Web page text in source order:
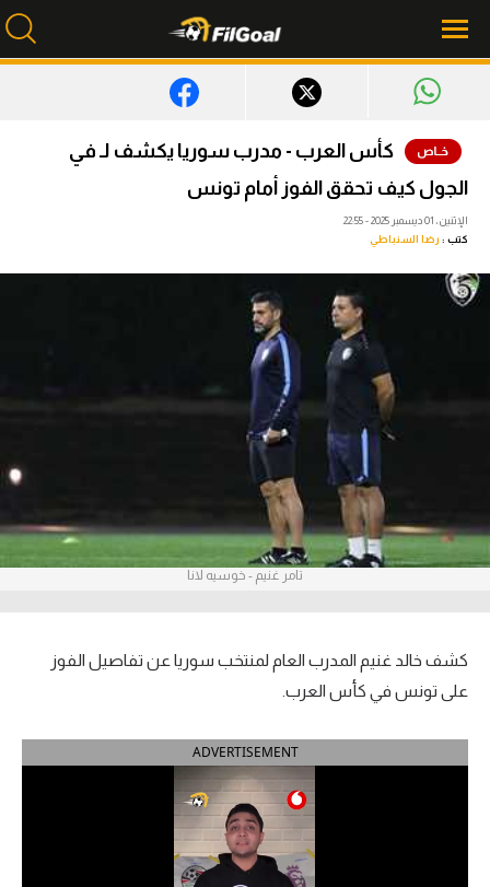
محتوى إخباري
أخبار
فانتازي في الجول
مسابقة التوقعات
فيديوهات
آراء حرة
ركن الألعاب
أمريكا 2026
الدوري الإنجليزي الممتاز
كأس العرب - مدرب سوريا يكشف لـ في
الجول كيف تحقق الفوز أمام تونس
الإثنين، 01 ديسمبر 2025 - 22:55
كتب : رضا السنباطي
تامر غنيم - خوسيه لانا
كشف خالد غنيم المدرب العام لمنتخب سوريا عن تفاصيل الفوز
على تونس في كأس العرب.
ADVERTISEMENT